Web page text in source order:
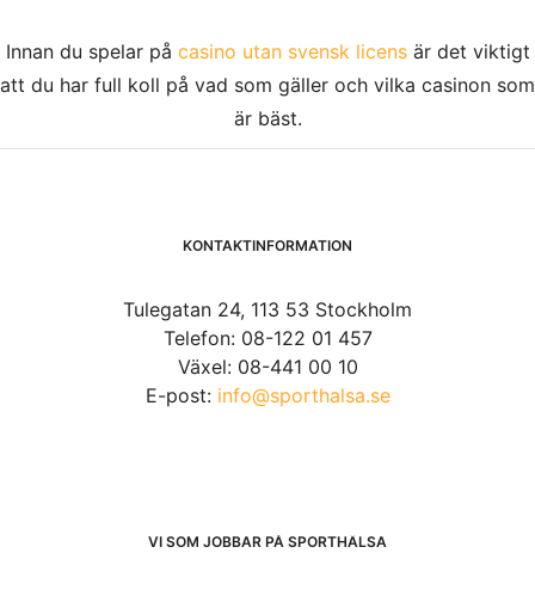
Innan du spelar på casino utan svensk licensär det viktigt
att du har full koll på vad som gäller och vilka casinon som
är bäst.
KONTAKTINFORMATION
Tulegatan 24, 113 53 Stockholm
Telefon: 08-122 01 457
Växel: 08-441 00 10
E-post: info@sporthalsa.se
VI SOM JOBBAR PÅ SPORTHÄLSA